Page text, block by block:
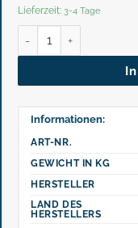
Lieferzeit: 3-4 Tage
Informationen:
ART-NR.
GEWICHT IN KG
HERSTELLER
LAND DES
HERSTELLERS